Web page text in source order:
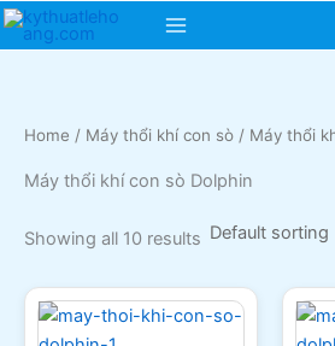
Skip
Main
Home / Máy thổi khí con sò / Máy thổi
Máy thổi khí con sò Dolphin
Showing all 10 results